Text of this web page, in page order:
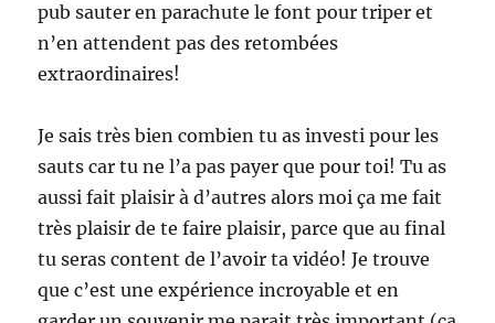
pub sauter en parachute le font pour triper et
n’en attendent pas des retombées
extraordinaires!
Je sais très bien combien tu as investi pour les
sauts car tu ne l’a pas payer que pour toi! Tu as
aussi fait plaisir à d’autres alors moi ça me fait
très plaisir de te faire plaisir, parce que au final
tu seras content de l’avoir ta vidéo! Je trouve
que c’est une expérience incroyable et en